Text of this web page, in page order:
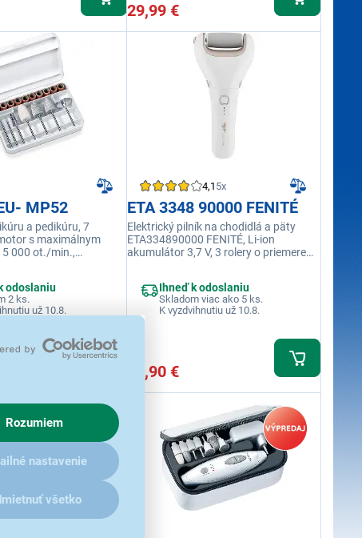
Rozumiem
nastavenie
všetko
29,99 €
MP52
a pedikúru, 7
s maximálnym
000 ot./min.,
odoslaniu
2 ks.
už 10.8.
4,1 5x
ETA 3348 90000 FENITÉ
Elektrický pilník na chodidlá a päty
ETA334890000 FENITÉ, Li-ion
akumulátor 3,7 V, 3 rolery o priemere
biela
Ihneď k odoslaniu
Skladom viac ako 5 ks.
K vyzdvihnutiu už 10.8.
23,90 €